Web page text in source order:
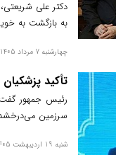
دکتر علی
به بازگشت به
چهارشنبه 7 مرداد 1405
تأکید
رئیس جمهور گفت:
سرزمین
شنبه 19 اردیبهشت 1405